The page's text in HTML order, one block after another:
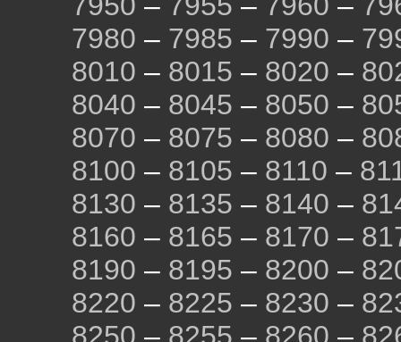
7980 – 7985 – 7990 –
8010 – 8015 – 8020 –
8040 – 8045 – 8050 –
8070 – 8075 – 8080 –
8100 – 8105 – 8110 –
8130 – 8135 – 8140 –
8160 – 8165 – 8170 –
8190 – 8195 – 8200 –
8220 – 8225 – 8230 –